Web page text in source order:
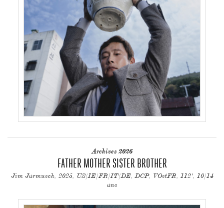
Archives 2026
FATHER MOTHER SISTER BROTHER
Jim Jarmusch, 2025, US/IE/FR/IT/DE, DCP, VOstFR, 112', 10/14
ans